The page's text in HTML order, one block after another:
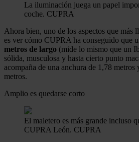
La iluminación juega un papel
coche. CUPRA
Ahora bien, uno de los aspectos que más
es ver cómo CUPRA ha conseguido que
metros de largo (mide lo mismo que un
sólida, musculosa y hasta cierto punto
acompaña de una anchura de 1,78 metros
metros.
Amplio es quedarse corto
El maletero es más grande incluso
CUPRA León. CUPRA